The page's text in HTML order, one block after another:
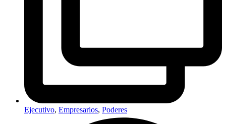
Ejecutivo, Empresarios, Poderes